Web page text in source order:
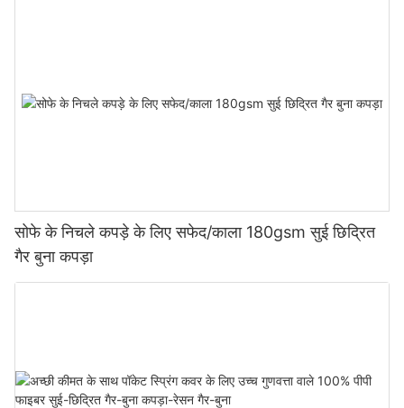
सोफे के निचले कपड़े के लिए सफेद/काला 180gsm सुई छिद्रित
गैर बुना कपड़ा